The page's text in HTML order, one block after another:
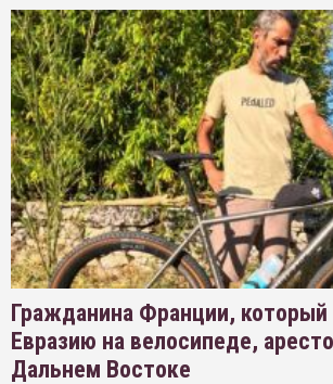
Гражданина Франции, который
Евразию на велосипеде,
Дальнем Востоке